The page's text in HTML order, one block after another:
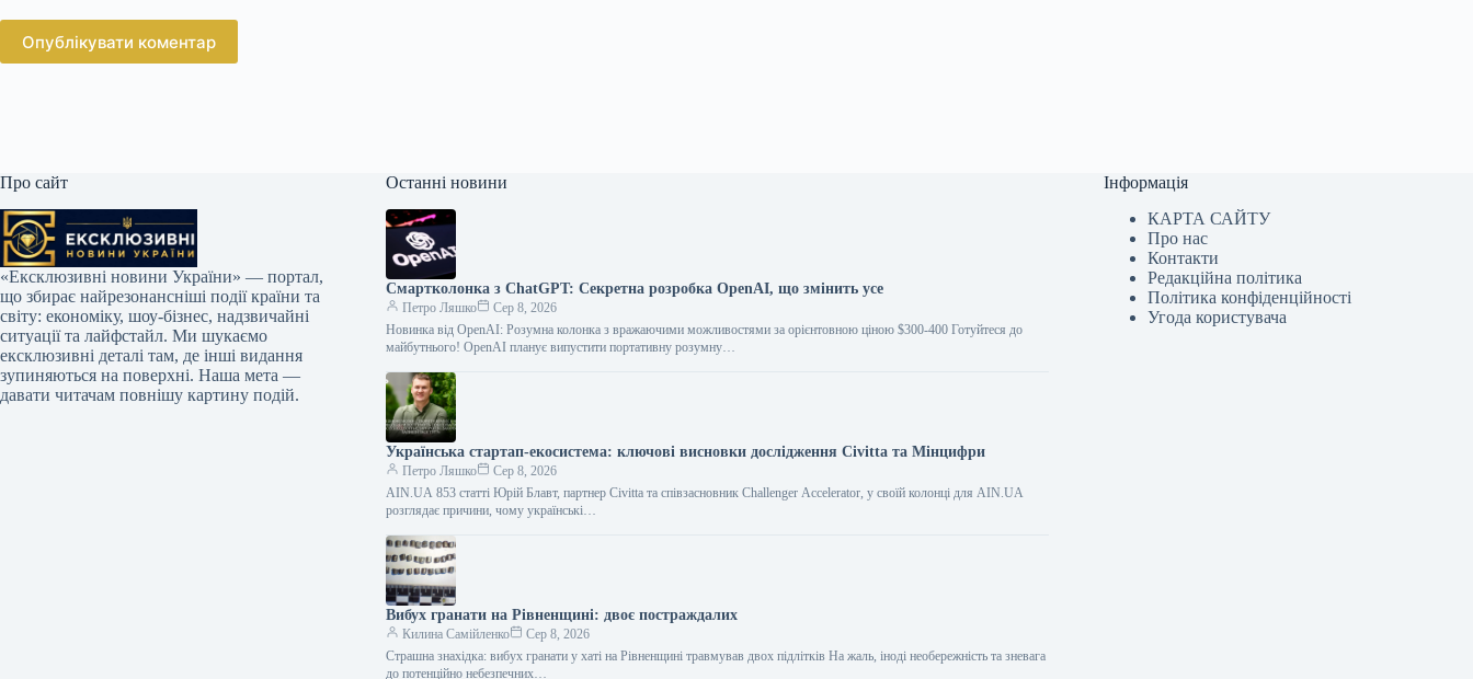
Опублікувати коментар
Про сайт
«Ексклюзивні новини України» — портал,
що збирає найрезонансніші події країни та
світу: економіку, шоу-бізнес, надзвичайні
ситуації та лайфстайл. Ми шукаємо
ексклюзивні деталі там, де інші видання
зупиняються на поверхні. Наша мета —
давати читачам повнішу картину подій.
Останні новини
Смартколонка з ChatGPT: Секретна розробка OpenAI, що змінить усе
Петро Ляшко
Сер 8, 2026
Новинка від OpenAI: Розумна колонка з вражаючими можливостями за орієнтовною ціною $300-400 Готуйтеся до
майбутнього! OpenAI планує випустити портативну розумну…
Українська стартап-екосистема: ключові висновки дослідження Civitta та Мінцифри
Петро Ляшко
Сер 8, 2026
AIN.UA 853 статті Юрій Блавт, партнер Civitta та співзасновник Challenger Accelerator, у своїй колонці для AIN.UA
розглядає причини, чому українські…
Вибух гранати на Рівненщині: двоє постраждалих
Килина Самійленко
Сер 8, 2026
Страшна знахідка: вибух гранати у хаті на Рівненщині травмував двох підлітків На жаль, іноді необережність та зневага
до потенційно небезпечних…
Інформація
КАРТА САЙТУ
Про нас
Контакти
Редакційна політика
Політика конфіденційності
Угода користувача